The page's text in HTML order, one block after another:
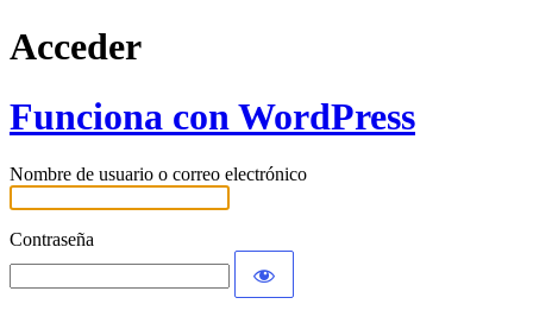
Acceder
Funciona con WordPress
Nombre de usuario o correo electrónico
Contraseña